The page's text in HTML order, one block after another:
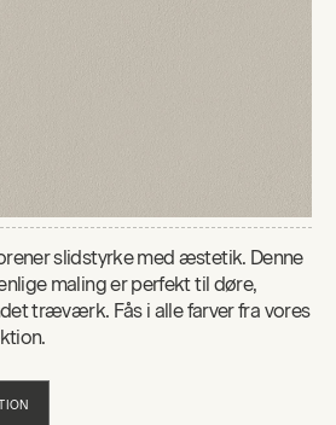
slidstyrke med æstetik. Denne
maling er perfekt til døre,
træværk. Fås i alle farver fra vores